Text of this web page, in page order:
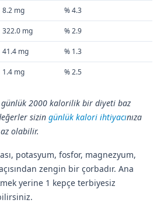
8.2 mg % 4.3
322.0 mg % 2.9
41.4 mg % 1.3
1.4 mg % 2.5
2000 kalorilik bir diyeti baz
sizin günlük kalori ihtiyacınıza
olabilir.
potasyum, fosfor, magnezyum,
zengin bir çorbadır. Ana
yerine 1 kepçe terbiyesiz